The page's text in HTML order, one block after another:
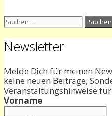
Suchen
Newsletter
Melde Dich für meinen
keine neuen Beiträge,
Veranstaltungshinweise für
Vorname